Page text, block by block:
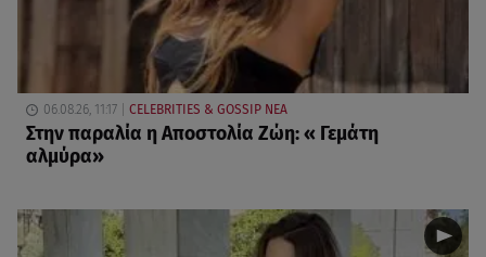
06.08.26, 11:17 CELEBRITIES & GOSSIP ΝΕΑ
Στην παραλία η Αποστολία Ζώη: « Γεμάτη
αλμύρα»